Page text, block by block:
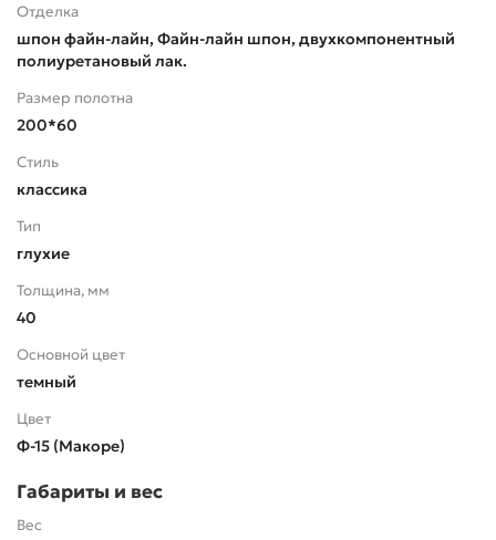
Отделка
шпон файн-лайн, Файн-лайн шпон, двухкомпонентный
полиуретановый лак.
Размер полотна
200*60
Стиль
классика
Тип
глухие
Толщина, мм
40
Основной цвет
темный
Цвет
Ф-15 (Макоре)
Габариты и вес
Вес